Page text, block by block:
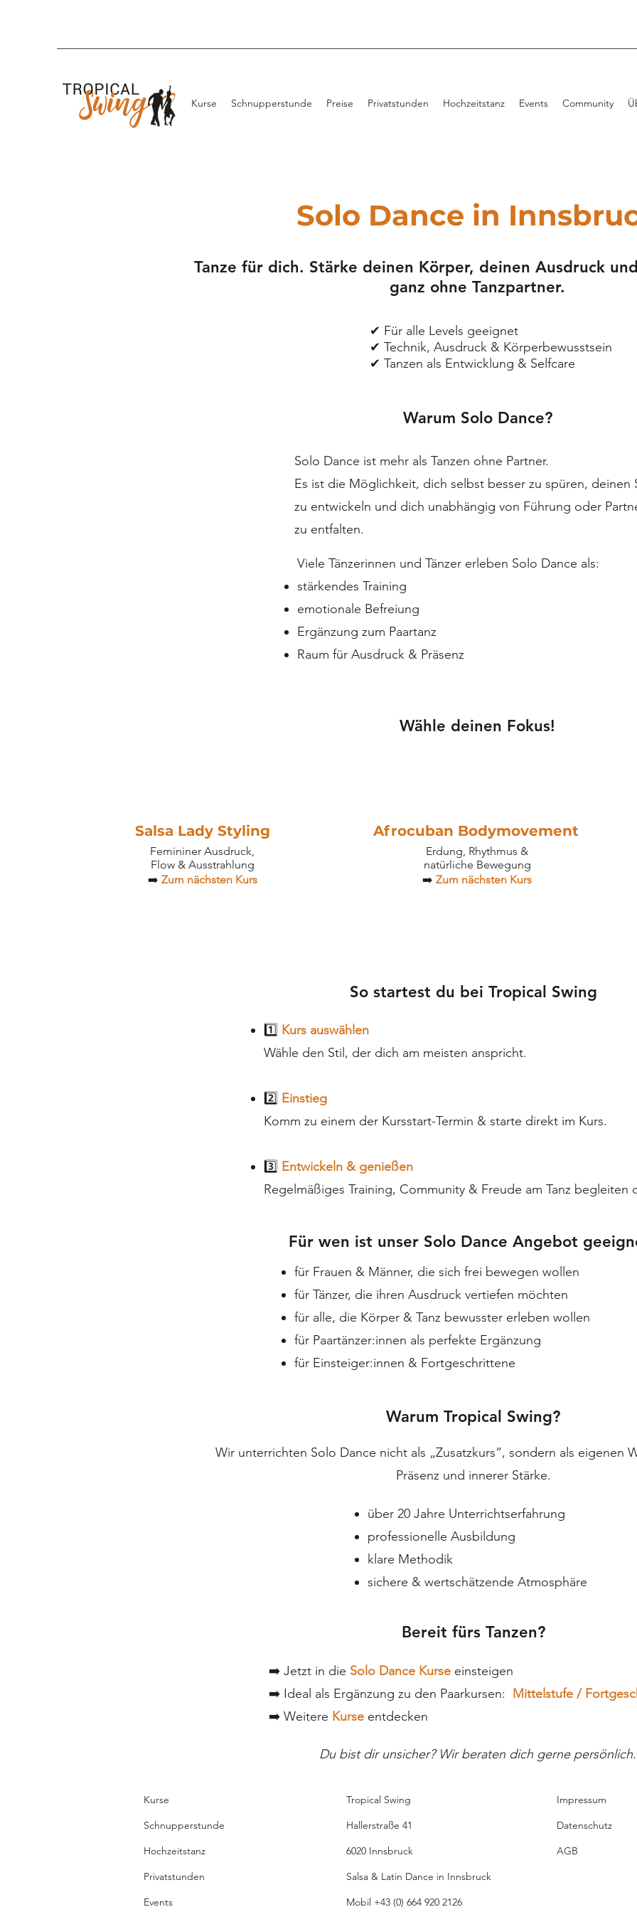
Kurse Schnupperstunde Preise Privatstunden Hochzeitstanz Events Community
Solo Dance in
Tanze für dich. Stärke deinen Körper, deinen Ausdruck
ganz ohne Tanzpartner.
✔ Für alle Levels geeignet
✔ Technik, Ausdruck & Körperbewusstsein
✔ Tanzen als Entwicklung & Selfcare
Warum Solo Dance?
Solo Dance ist mehr als Tanzen ohne Partner.
Es ist die Möglichkeit, dich selbst besser zu spüren, deinen
zu entwickeln und dich unabhängig von Führung oder
zu entfalten.​
Viele Tänzerinnen und Tänzer erleben Solo Dance als:
stärkendes Training
emotionale Befreiung
Ergänzung zum Paartanz
Raum für Ausdruck & Präsenz
Wähle deinen Fokus!
Salsa Lady Styling
Femininer Ausdruck,
Flow & Ausstrahlung
➡️ Zum nächsten Kurs
Afrocuban Bodymovement
Erdung, Rhythmus &
natürliche Bewegung
➡️Zum nächsten Kurs
So startest du bei Tropical Swing
1️⃣ Kurs auswählen
Wähle den Stil, der dich am meisten anspricht.
2️⃣ Einstieg
Komm zu einem der Kursstart-Termin & starte direkt im Kurs.
3️⃣ Entwickeln & genießen
Regelmäßiges Training, Community & Freude am Tanz begleiten
Für wen ist unser Solo Dance Angebot
für Frauen & Männer, die sich frei bewegen wollen
für Tänzer, die ihren Ausdruck vertiefen möchten
für alle, die Körper & Tanz bewusster erleben wollen
für Paartänzer:innen als perfekte Ergänzung
für Einsteiger:innen & Fortgeschrittene
Warum Tropical Swing?
Wir unterrichten Solo Dance nicht als „Zusatzkurs“, sondern als eigenen
Präsenz und innerer Stärke.
über 20 Jahre Unterrichtserfahrung
professionelle Ausbildung
klare Methodik
sichere & wertschätzende Atmosphäre
Bereit fürs Tanzen?
➡️ Jetzt in die Solo Dance Kurse einsteigen
➡️ Ideal als Ergänzung zu den Paarkursen: Mittelstufe /
➡️ Weitere Kurse entdecken
Du bist dir unsicher? Wir beraten dich gerne persönlich.
Kurse
Schnupperstunde
Hochzeitstanz
Privatstunden
Events
Tropical Swing
Hallerstraße 41
6020 Innsbruck
Salsa & Latin Dance in Innsbruck
Mobil +43 (0) 664 920 2126
Impressum
Datenschutz
AGB